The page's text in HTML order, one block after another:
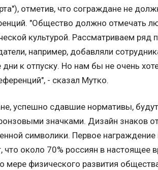
отметив, что сограждане не
"Общество должно отмечать
культурой. Рассматриваем ряд
например, добавляли
к отпуску. Но нам бы не очень
- сказал Мутко.
успешно сдавшие нормативы,
значками. Дизайн знаков
символики. Первое
что около 70% россиян в настоящее
мере физического развития